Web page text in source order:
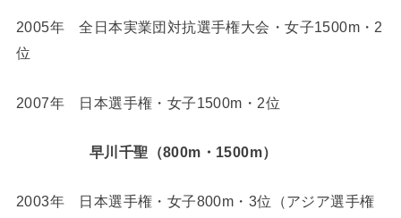
2005年 全日本実業団対抗選手権大会・女子1500m・2
位
2007年 日本選手権・女子1500m・2位
早川千聖（800m・1500m）
2003年 日本選手権・女子800m・3位（アジア選手権